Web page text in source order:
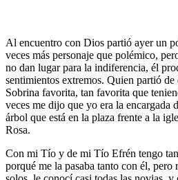
Al encuentro con Dios partió ayer un
veces más personaje que polémico,
no dan lugar para la indiferencia, él
sentimientos extremos. Quien partió de
Sobrina favorita, tan favorita que
veces me dijo que yo era la encargada
árbol que está en la plaza frente a la
Rosa.
Con mi Tío y de mi Tío Efrén tengo
porqué me la pasaba tanto con él,